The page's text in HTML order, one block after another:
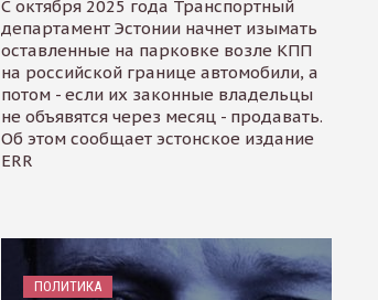
С октября 2025 года Транспортный
департамент Эстонии начнет изымать
оставленные на парковке возле КПП
на российской границе автомобили, а
потом - если их законные владельцы
не объявятся через месяц - продавать.
Об этом сообщает эстонское издание
ERR
ПОЛИТИКА